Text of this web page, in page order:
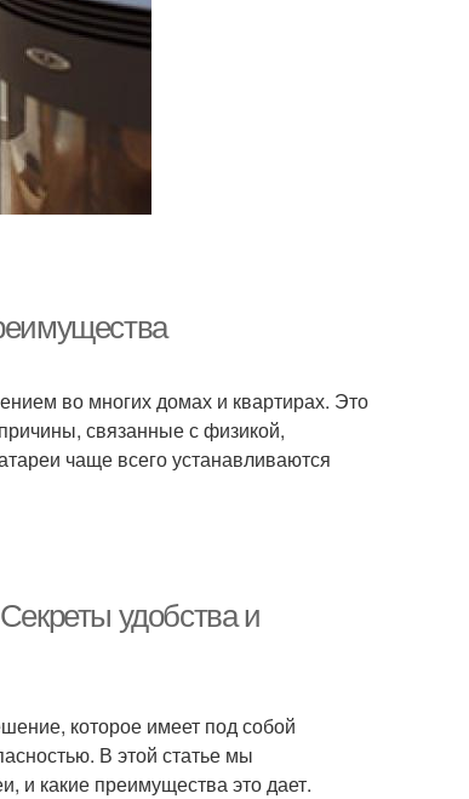
во многих домах и квартирах. Это
связанные с физикой,
чаще всего устанавливаются
удобства и
которое имеет под собой
В этой статье мы
и какие преимущества это дает.